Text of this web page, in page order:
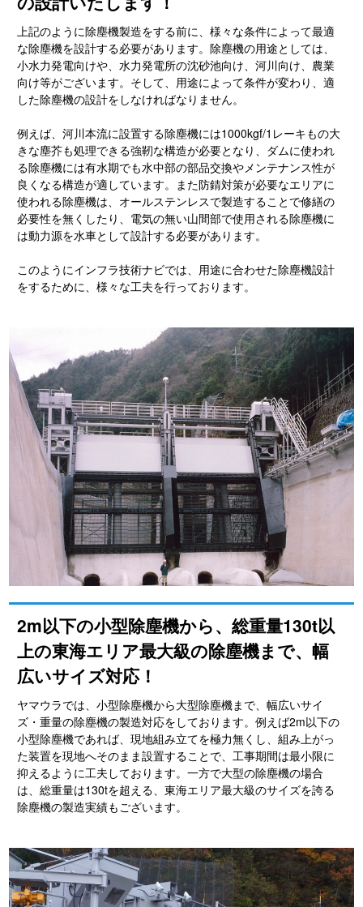
上記のように除塵機製造をする前に、様々な条件によって最適
な除塵機を設計する必要があります。除塵機の用途としては、
小水力発電向けや、水力発電所の沈砂池向け、河川向け、農業
向け等がございます。そして、用途によって条件が変わり、適
した除塵機の設計をしなければなりません。
例えば、河川本流に設置する除塵機には1000kgf/1レーキもの大
きな塵芥も処理できる強靭な構造が必要となり、ダムに使われ
る除塵機には有水期でも水中部の部品交換やメンテナンス性が
良くなる構造が適しています。また防錆対策が必要なエリアに
使われる除塵機は、オールステンレスで製造することで修繕の
必要性を無くしたり、電気の無い山間部で使用される除塵機に
は動力源を水車として設計する必要があります。
このようにインフラ技術ナビでは、用途に合わせた除塵機設計
をするために、様々な工夫を行っております。
2m以下の小型除塵機から、総重量130t以
上の東海エリア最大級の除塵機まで、幅
広いサイズ対応！
ヤマウラでは、小型除塵機から大型除塵機まで、幅広いサイ
ズ・重量の除塵機の製造対応をしております。例えば2m以下の
小型除塵機であれば、現地組み立てを極力無くし、組み上がっ
た装置を現地へそのまま設置することで、工事期間は最小限に
抑えるように工夫しております。一方で大型の除塵機の場合
は、総重量は130tを超える、東海エリア最大級のサイズを誇る
除塵機の製造実績もございます。